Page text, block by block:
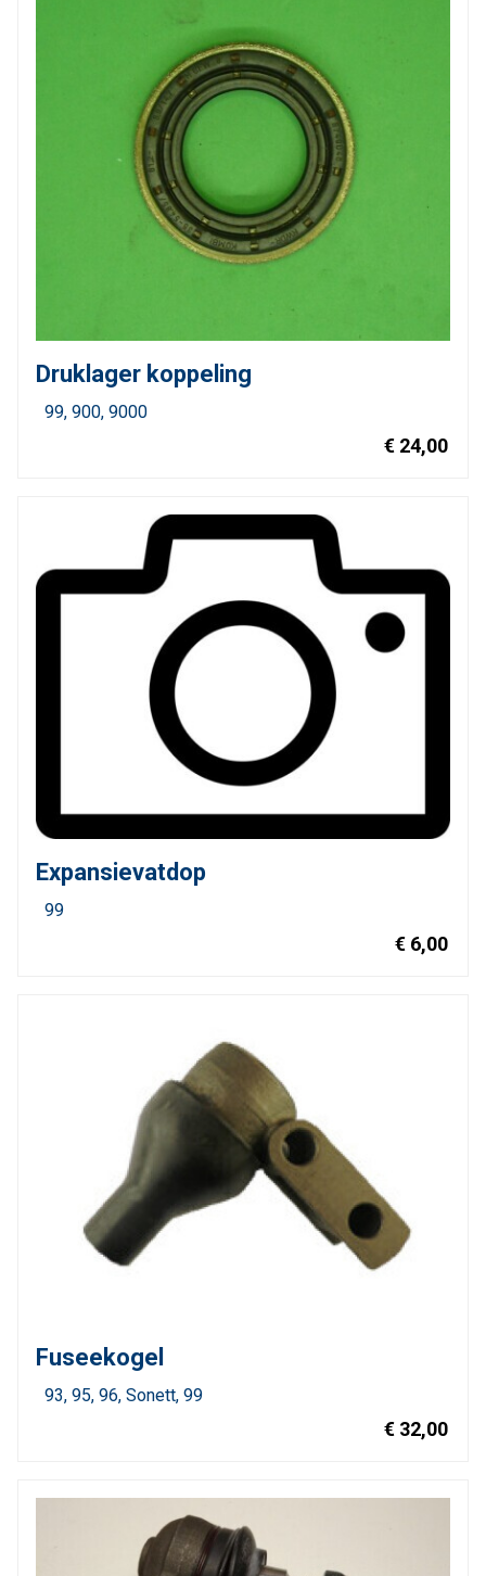
Druklager koppeling
99 900 9000
€ 24,00
Expansievatdop
99
€ 6,00
Fuseekogel
93 95 96 Sonett 99
€ 32,00